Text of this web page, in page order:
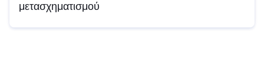
μετασχηματισμού